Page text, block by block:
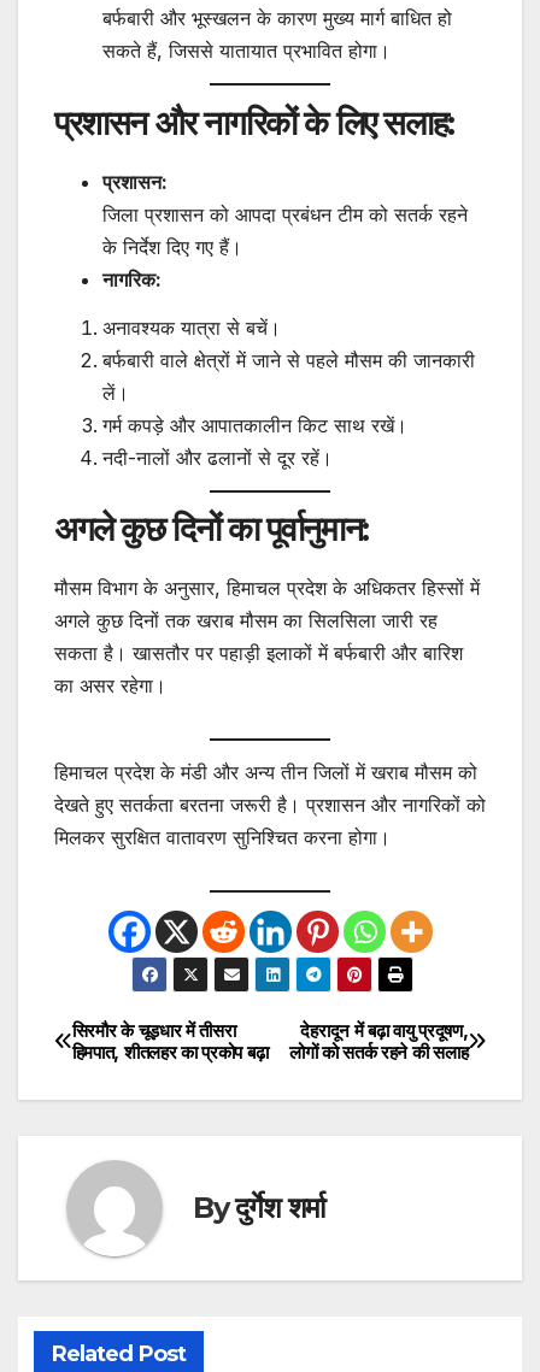
बर्फबारी और भूस्खलन के कारण मुख्य मार्ग बाधित हो
सकते हैं, जिससे यातायात प्रभावित होगा।
प्रशासन और नागरिकों के लिए सलाह:
प्रशासन:
जिला प्रशासन को आपदा प्रबंधन टीम को सतर्क रहने
के निर्देश दिए गए हैं।
नागरिक:
अनावश्यक यात्रा से बचें।
बर्फबारी वाले क्षेत्रों में जाने से पहले मौसम की जानकारी
लें।
गर्म कपड़े और आपातकालीन किट साथ रखें।
नदी-नालों और ढलानों से दूर रहें।
अगले कुछ दिनों का पूर्वानुमान:
मौसम विभाग के अनुसार, हिमाचल प्रदेश के अधिकतर हिस्सों में
अगले कुछ दिनों तक खराब मौसम का सिलसिला जारी रह
सकता है। खासतौर पर पहाड़ी इलाकों में बर्फबारी और बारिश
का असर रहेगा।
हिमाचल प्रदेश के मंडी और अन्य तीन जिलों में खराब मौसम को
देखते हुए सतर्कता बरतना जरूरी है। प्रशासन और नागरिकों को
मिलकर सुरक्षित वातावरण सुनिश्चित करना होगा।
Post
navigation
देहरादून में बढ़ा वायु प्रदूषण,
लोगों को सतर्क रहने की सलाह
सिरमौर के चूड़धार में तीसरा
हिमपात, शीतलहर का प्रकोप बढ़ा
Byदुर्गेश शर्मा
Related Post